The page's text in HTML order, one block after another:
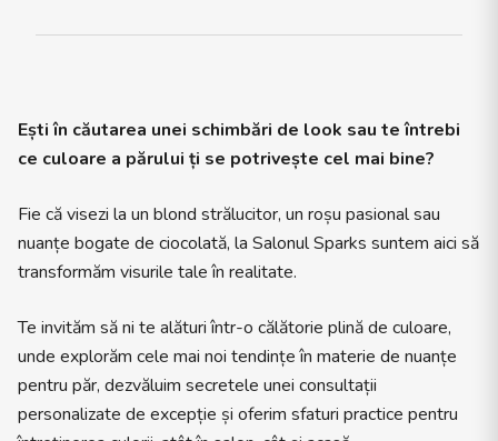
Ești în căutarea unei schimbări de look sau te întrebi
ce culoare a părului ți se potrivește cel mai bine?
Fie că visezi la un blond strălucitor, un roșu pasional sau
nuanțe bogate de ciocolată, la Salonul Sparks suntem aici să
transformăm visurile tale în realitate.
Te invităm să ni te alături într-o călătorie plină de culoare,
unde explorăm cele mai noi tendințe în materie de nuanțe
pentru păr, dezvăluim secretele unei consultații
personalizate de excepție și oferim sfaturi practice pentru